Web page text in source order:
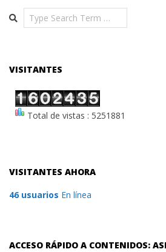
Search
VISITANTES
Total de vistas : 5251881
VISITANTES AHORA
46 usuarios En línea
ACCESO RÁPIDO A CONTENIDOS: